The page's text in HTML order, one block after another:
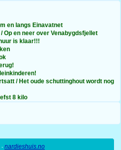
en langs Einavatnet
Op en neer over Venabygdsfjellet
is klaar!!!
/ Het oude schuttinghout wordt nog
8 kilo
- nardieshuis.no